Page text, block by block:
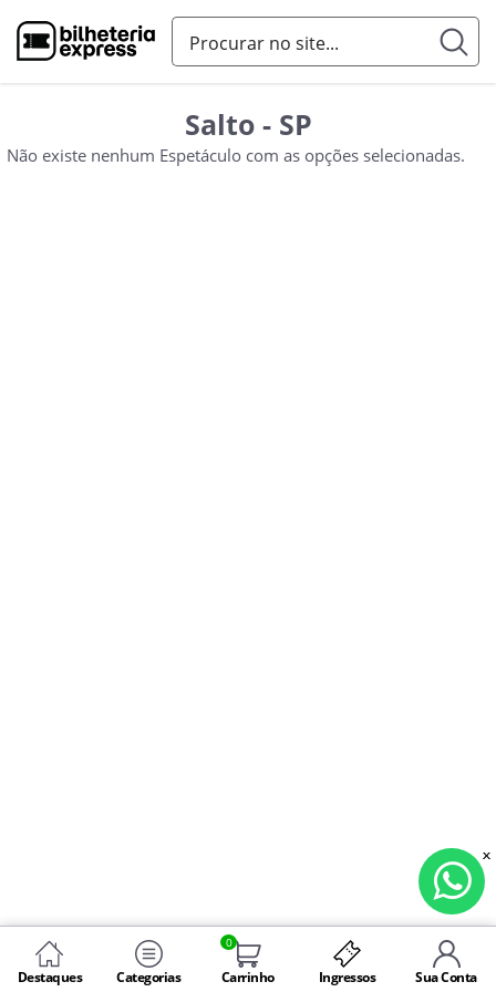
Destaques Categorias
0
Carrinho Ingressos Sua Conta
Salto - SP
Não existe nenhum Espetáculo com as opções selecionadas.